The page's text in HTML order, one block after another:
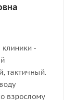
клиники -
тактичный.
взрослому